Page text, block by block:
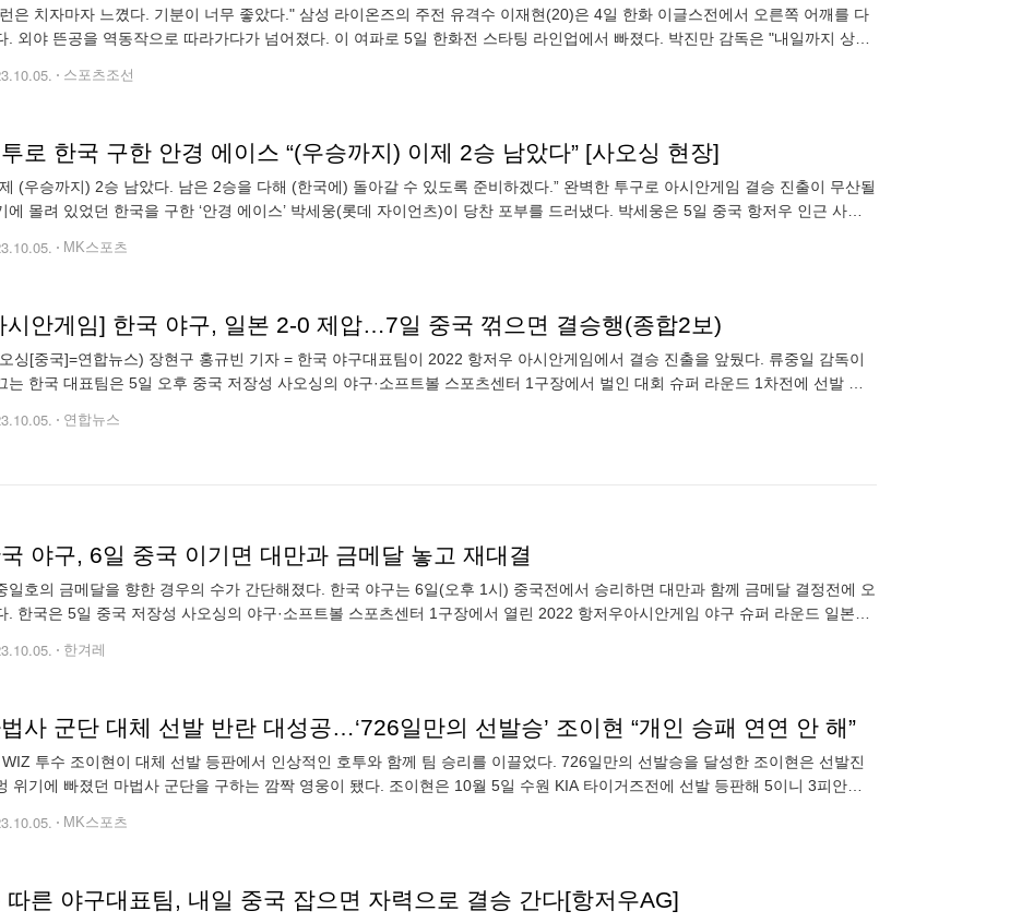
은 치자마자 느꼈다. 기분이 너무 좋았다." 삼성 라이온즈의 주전 유격수 이재현(20)은 4일 한화 이글스전에서 오른쪽 어깨를 다
. 외야 뜬공을 역동작으로 따라가다가 넘어졌다. 이 여파로 5일 한화전 스타팅 라인업에서 빠졌다. 박진만 감독은 "내일까지 상태
스포츠조선
로 한국 구한 안경 에이스 “(우승까지) 이제 2승 남았다” [사오싱 현장]
(우승까지) 2승 남았다. 남은 2승을 다해 (한국에) 돌아갈 수 있도록 준비하겠다.” 완벽한 투구로 아시안게임 결승 진출이 무산될
에 몰려 있었던 한국을 구한 ‘안경 에이스’ 박세웅(롯데 자이언츠)이 당찬 포부를 드러냈다. 박세웅은 5일 중국 항저우 인근 사오
MK스포츠
시안게임] 한국 야구, 일본 2-0 제압…7일 중국 꺾으면 결승행(종합2보)
싱[중국]=연합뉴스) 장현구 홍규빈 기자 = 한국 야구대표팀이 2022 항저우 아시안게임에서 결승 진출을 앞뒀다. 류중일 감독이
는 한국 대표팀은 5일 오후 중국 저장성 사오싱의 야구·소프트볼 스포츠센터 1구장에서 벌인 대회 슈퍼 라운드 1차전에 선발 투
연합뉴스
야구, 6일 중국 이기면 대만과 금메달 놓고 재대결
일호의 금메달을 향한 경우의 수가 간단해졌다. 한국 야구는 6일(오후 1시) 중국전에서 승리하면 대만과 함께 금메달 결정전에 오
. 한국은 5일 중국 저장성 사오싱의 야구·소프트볼 스포츠센터 1구장에서 열린 2022 항저우아시안게임 야구 슈퍼 라운드 일본전
한겨레
사 군단 대체 선발 반란 대성공…‘726일만의 선발승’ 조이현 “개인 승패 연연 안 해”
WIZ 투수 조이현이 대체 선발 등판에서 인상적인 호투와 함께 팀 승리를 이끌었다. 726일만의 선발승을 달성한 조이현은 선발진
위기에 빠졌던 마법사 군단을 구하는 깜짝 영웅이 됐다. 조이현은 10월 5일 수원 KIA 타이거즈전에 선발 등판해 5이니 3피안타(1
MK스포츠
따른 야구대표팀, 내일 중국 잡으면 자력으로 결승 간다[항저우AG]